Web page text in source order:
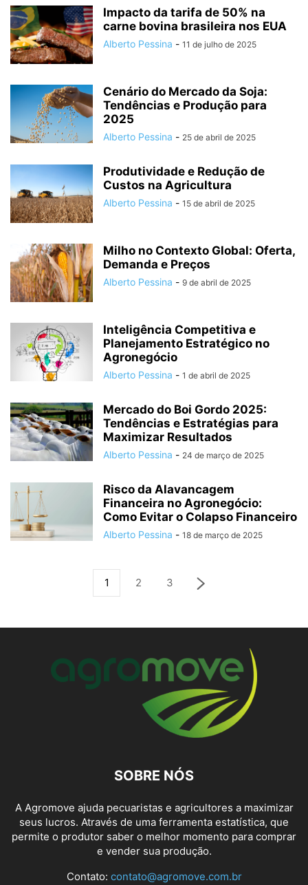
Impacto da tarifa de 50% na
carne bovina brasileira nos EUA
Alberto Pessina - 11 de julho de 2025
Cenário do Mercado da Soja:
Tendências e Produção para
2025
Alberto Pessina - 25 de abril de 2025
Produtividade e Redução de
Custos na Agricultura
Alberto Pessina - 15 de abril de 2025
Milho no Contexto Global: Oferta,
Demanda e Preços
Alberto Pessina - 9 de abril de 2025
Inteligência Competitiva e
Planejamento Estratégico no
Agronegócio
Alberto Pessina - 1 de abril de 2025
Mercado do Boi Gordo 2025:
Tendências e Estratégias para
Maximizar Resultados
Alberto Pessina - 24 de março de 2025
Risco da Alavancagem
Financeira no Agronegócio:
Como Evitar o Colapso Financeiro
Alberto Pessina - 18 de março de 2025
1 2 3
SOBRE NÓS
A Agromove ajuda pecuaristas e agricultores a maximizar
seus lucros. Através de uma ferramenta estatística, que
permite o produtor saber o melhor momento para comprar
e vender sua produção.
Contato: contato@agromove.com.br